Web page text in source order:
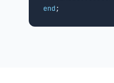
end ;